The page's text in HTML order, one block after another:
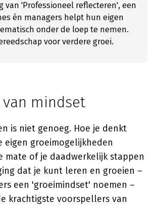
van 'Professioneel reflecteren', een
én managers helpt hun eigen
onder de loep te nemen.
voor verdere groei.
van mindset
is niet genoeg. Hoe je denkt
eigen groeimogelijkheden
mate of je daadwerkelijk stappen
dat je kunt leren en groeien –
een 'groeimindset' noemen –
krachtigste voorspellers van